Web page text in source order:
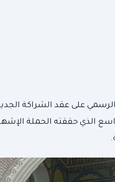
على عقد الشراكة